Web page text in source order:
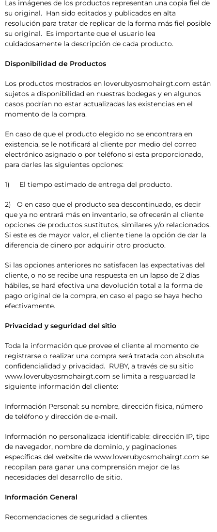
Las imágenes de los productos representan una copia fiel de
su original. Han sido editados y publicados en alta
resolución para tratar de replicar de la forma más fiel posible
su original. Es importante que el usuario lea
cuidadosamente la descripción de cada producto.
Disponibilidad de Productos
Los productos mostrados en loverubyosmohairgt.com están
sujetos a disponibilidad en nuestras bodegas y en algunos
casos podrían no estar actualizadas las existencias en el
momento de la compra.
En caso de que el producto elegido no se encontrara en
existencia, se le notificará al cliente por medio del correo
electrónico asignado o por teléfono si esta proporcionado,
para darles las siguientes opciones:
1) El tiempo estimado de entrega del producto.
2) O en caso que el producto sea descontinuado, es decir
que ya no entrará más en inventario, se ofrecerán al cliente
opciones de productos sustitutos, similares y/o relacionados.
Si este es de mayor valor, el cliente tiene la opción de dar la
diferencia de dinero por adquirir otro producto.
Si las opciones anteriores no satisfacen las expectativas del
cliente, o no se recibe una respuesta en un lapso de 2 días
hábiles, se hará efectiva una devolución total a la forma de
pago original de la compra, en caso el pago se haya hecho
efectivamente.
Privacidad y seguridad del sitio
Toda la información que provee el cliente al momento de
registrarse o realizar una compra será tratada con absoluta
confidencialidad y privacidad. RUBY, a través de su sitio
www.loverubyosmohairgt.com se limita a resguardad la
siguiente información del cliente:
Información Personal: su nombre, dirección física, número
de teléfono y dirección de e-mail.
Información no personalizada identificable: dirección IP, tipo
de navegador, nombre de dominio, y paginaciones
específicas del website de www.loverubyosmohairgt.com se
recopilan para ganar una comprensión mejor de las
necesidades del desarrollo de sitio.
Información General
Recomendaciones de seguridad a clientes.